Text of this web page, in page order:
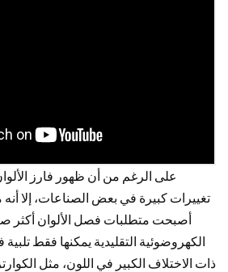
على الرغم من أن ظهور فارز
تغييرات كبيرة في بعض الصناعات، إلا أنه
أصبحت متطلبات فصل الألوان أكثر
الكهروضوئية التقليدية يمكنها فقط تلبية
ذات الاختلاف الكبير في اللون، مثل